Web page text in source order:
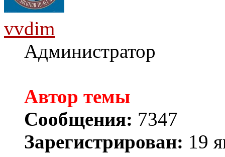
vvdim
Администратор
Автор темы
Сообщения: 7347
Зарегистрирован: 19